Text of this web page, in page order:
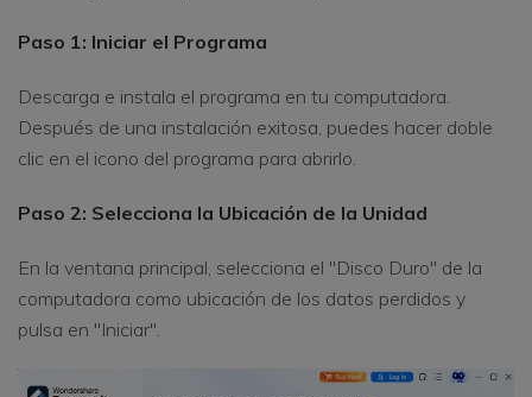
Paso 1: Iniciar el Programa
Descarga e instala el programa en tu computadora.
Después de una instalación exitosa, puedes hacer doble
clic en el icono del programa para abrirlo.
Paso 2: Selecciona la Ubicación de la Unidad
En la ventana principal, selecciona el "Disco Duro" de la
computadora como ubicación de los datos perdidos y
pulsa en "Iniciar".